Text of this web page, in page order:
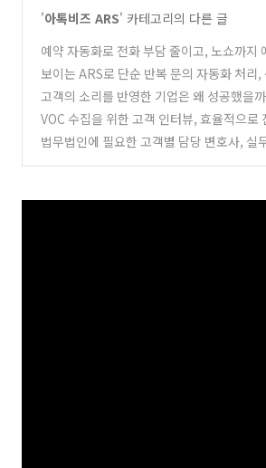
'아톡비즈 ARS' 카테고리의 다른 글
예약 자동화로 전화 부담 줄이고, 노쇼까지
하는 방법
(0)
보이는 ARS로 단순 반복 문의 자동화 처리,
원 연결 없는 고객센터 운영 (1)
고객의 소리를 반영한 기업은 왜 성공했을까
C 수집의 중요성과 실제 성공 사례 (7)
VOC 수집을 위한 고객 인터뷰, 효율적으로
하는 방법 (0)
법무법인에 필요한 고객별 담당 변호사, 실